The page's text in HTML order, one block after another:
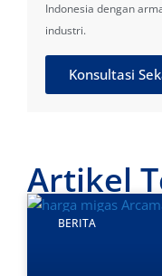
Indonesia dengan
industri.
Konsultasi
Artikel
BERITA